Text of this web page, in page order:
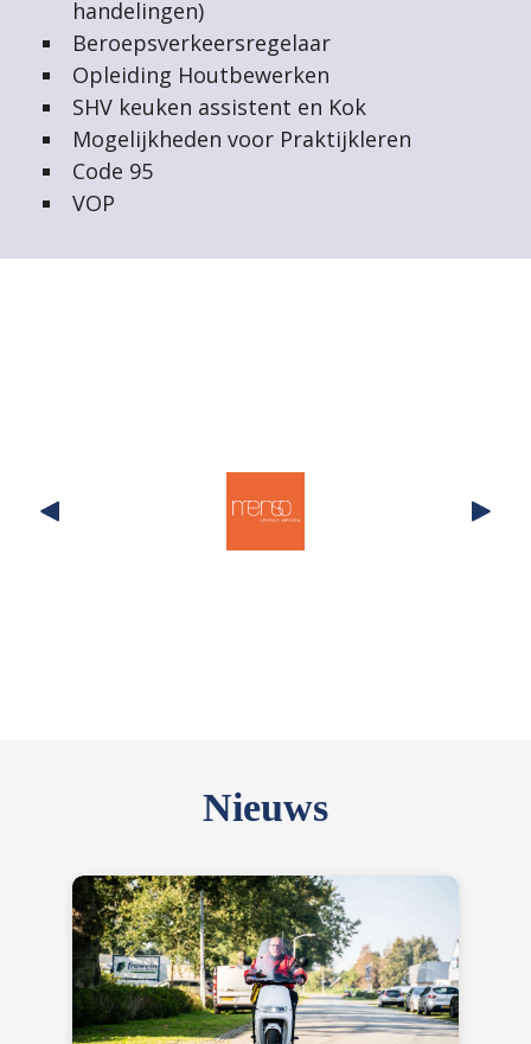
handelingen)
Beroepsverkeersregelaar
Opleiding Houtbewerken
SHV keuken assistent en Kok
Mogelijkheden voor Praktijkleren
Code 95
VOP
Nieuws